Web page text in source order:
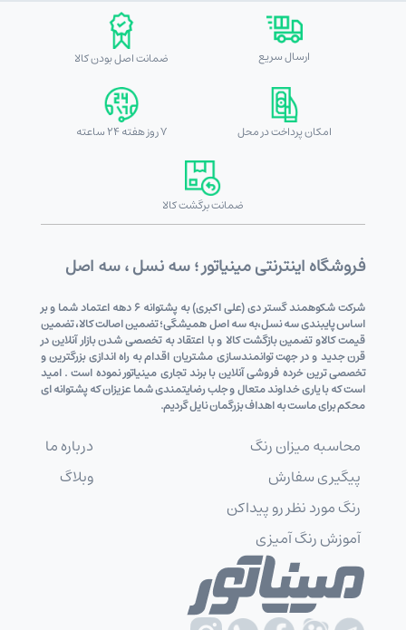
ارسال سریع ضمانت اصل بودن کالا
امکان پرداخت در محل 7 روز هفته 24 ساعته
ضمانت برگشت کالا
فروشگاه اینترنتی مینیاتور ؛ سه نسل ، سه اصل
شرکت شکوهمند گستر دی (علی اکبری) به پشتوانه 6 دهه اعتماد شما و بر
اساس پایبندی سه نسل،به سه اصل همیشگی؛ تضمین اصالت کالا، تضمین
قیمت کالاو تضمین بازگشت کالا و با اعتقاد به تخصصی شدن بازار آنلاین در
قرن جدید و در جهت توانمندسازی مشتریان اقدام به راه اندازی بزرگترین و
تخصصی ترین خرده فروشی آنلاین با برند تجاری مینیاتور نموده است . امید
است که با یاری خداوند متعال و جلب رضایتمندی شما عزیزان که پشتوانه ای
محکم برای ماست به اهداف بزرگمان نایل گردیم.
محاسبه میزان رنگ
پیگیری سفارش
رنگ مورد نظر رو پیداکن
آموزش رنگ آمیزی
درباره ما
وبلاگ